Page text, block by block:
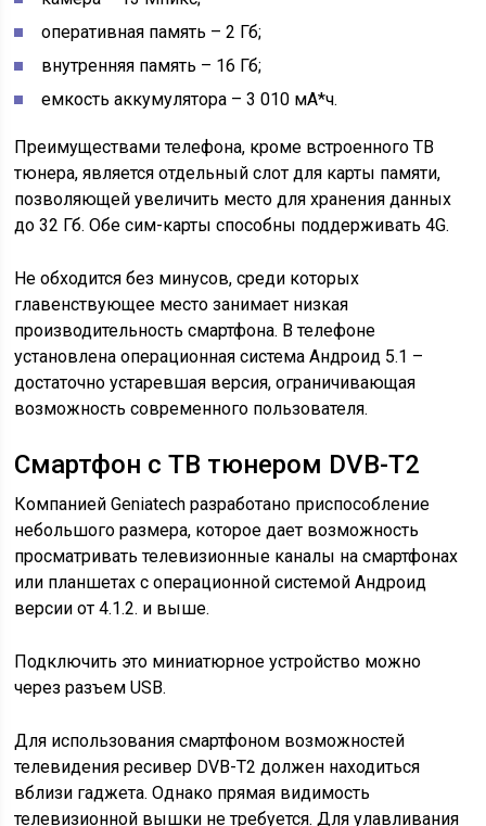
оперативная память – 2 Гб;
внутренняя память – 16 Гб;
емкость аккумулятора – 3 010 мА*ч.
Преимуществами телефона, кроме встроенного ТВ
тюнера, является отдельный слот для карты памяти,
позволяющей увеличить место для хранения данных
до 32 Гб. Обе сим-карты способны поддерживать 4G.
Не обходится без минусов, среди которых
главенствующее место занимает низкая
производительность смартфона. В телефоне
установлена операционная система Андроид 5.1 –
достаточно устаревшая версия, ограничивающая
возможность современного пользователя.
Смартфон с ТВ тюнером DVB-T2
Компанией Geniatech разработано приспособление
небольшого размера, которое дает возможность
просматривать телевизионные каналы на смартфонах
или планшетах с операционной системой Андроид
версии от 4.1.2. и выше.
Подключить это миниатюрное устройство можно
через разъем USB.
Для использования смартфоном возможностей
телевидения ресивер DVB-T2 должен находиться
вблизи гаджета. Однако прямая видимость
телевизионной вышки не требуется. Для улавливания